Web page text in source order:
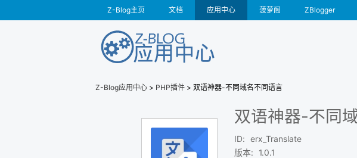
Z-Blog主页 文档 应用中心 菠萝阁 ZBlogger
Z-Blog应用中心 > PHP插件 > 双语神器-不同域名不同语言
双语神器-不同
ID:
erx_Translate
版本:
1.0.1